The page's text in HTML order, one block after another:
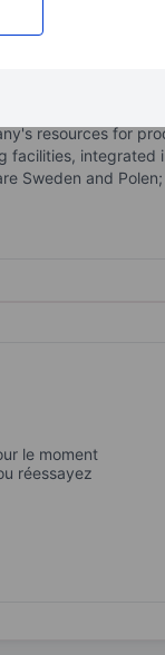
and
sectors. Its
resources for
facilities,
Sweden and
le moment
réessayez